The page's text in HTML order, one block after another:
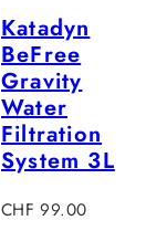
Katadyn
BeFree
Gravity
Water
Filtration
System 3L
Regulärer
CHF 99.00